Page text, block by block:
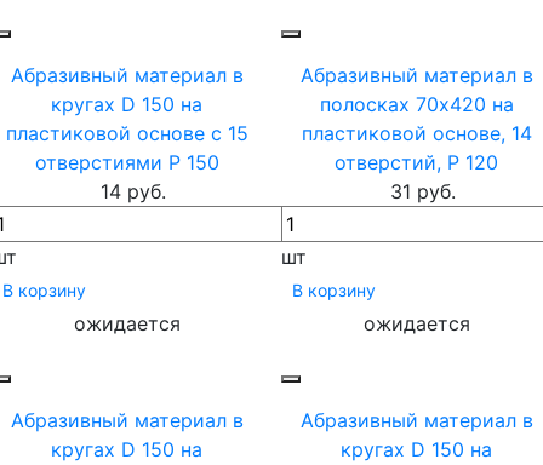
Абразивный материал в
кругах D 150 на
пластиковой основе c 15
отверстиями P 150
14 руб.
В корзину
ожидается
Абразивный материал в
полосках 70х420 на
пластиковой основе, 14
отверстий, P 120
31 руб.
шт
В корзину
ожидается
Абразивный материал в
кругах D 150 на
Абразивный материал в
кругах D 150 на